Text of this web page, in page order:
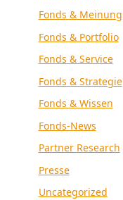
Fonds & Meinung
Fonds & Portfolio
Fonds & Service
Fonds & Strategie
Fonds & Wissen
Fonds-News
Partner Research
Presse
Uncategorized